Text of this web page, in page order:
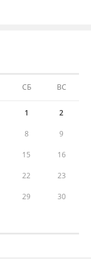
СБ ВС
1 2
8 9
15 16
22 23
29 30